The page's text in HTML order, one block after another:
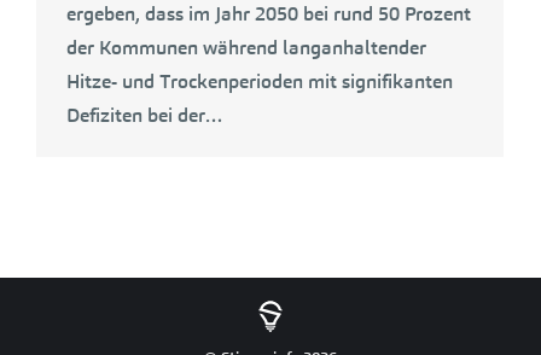
ergeben, dass im Jahr 2050 bei rund 50 Prozent
der Kommunen während langanhaltender
Hitze- und Trockenperioden mit signifikanten
Defiziten bei der…